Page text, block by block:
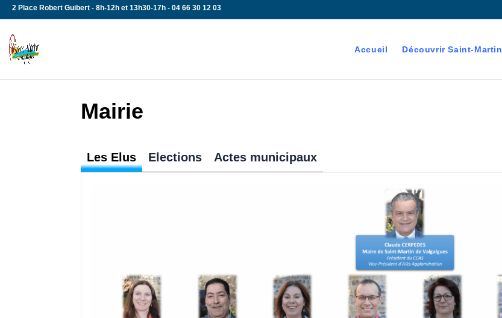
Skip
to
content
2 Place Robert Guibert - 8h-12h et 13h30-17h - 04 66 30 12 03
Accueil Découvrir Saint-Martin
Mairie
Les Elus Elections Actes municipaux
Tous aux urnes !!! Chaque Français devenant majeur est
automatiquement inscrit sur les listes électorales de la commune
où il réside s’il a, préalablement, fait les démarches de
recensement citoyen dès l’âge de 16 ans. Une inscription d’office
peut ne pas être prise en compte du fait d’un recensement tardif